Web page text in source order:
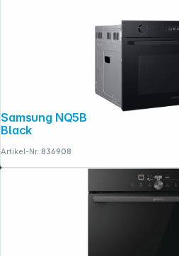
Samsung NQ5B4553FBK/U1 45cm Kompaktbackofen,
Black
Artikel-Nr.:836908